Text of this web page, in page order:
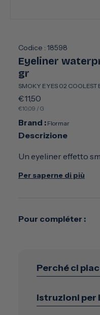
finestra
modale
Codice : 18598
Eyeliner
gr
SMOKY EYES 02 COOLEST
Prezzo
di
listino
€11,50
PREZZO
€10,09 / PER
G
Brand : Flormar
Descrizione
Un eyeliner effetto
Per saperne di più
Pour compléter :
Perché ci
Istruzioni per